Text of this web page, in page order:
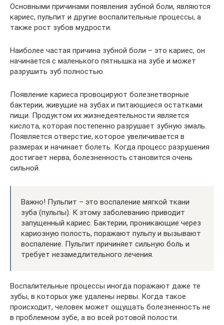
Основными причинами появления зубной боли, являются
кариес, пульпит и другие воспалительные процессы, а
также рост зубов мудрости.
Наиболее частая причина зубной боли – это кариес, он
начинается с маленького пятнышка на зубе и может
разрушить зуб полностью.
Появление кариеса провоцируют болезнетворные
бактерии, живущие на зубах и питающиеся остатками
пищи. Продуктом их жизнедеятельности является
кислота, которая постепенно разрушает зубную эмаль.
Появляется отверстие, которое увеличивается в
размерах и начинает болеть. Когда процесс разрушения
достигает нерва, болезненность становится очень
сильной.
Важно! Пульпит – это воспаление мягкой ткани
зуба (пульпы). К этому заболеванию приводит
запущенный кариес. Бактерии, проникающие через
кариозную полость, поражают пульпу и вызывают
воспаление. Пульпит причиняет сильную боль и
требует незамедлительного лечения.
Воспалительные процессы иногда поражают даже те
зубы, в которых уже удалены нервы. Когда такое
происходит, человек может ощущать болезненность не
в проблемном зубе, а во всей ротовой полости.